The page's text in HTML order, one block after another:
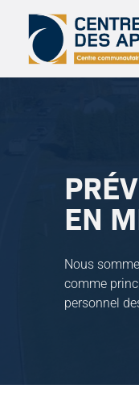
EN
Nous
comme
personnel